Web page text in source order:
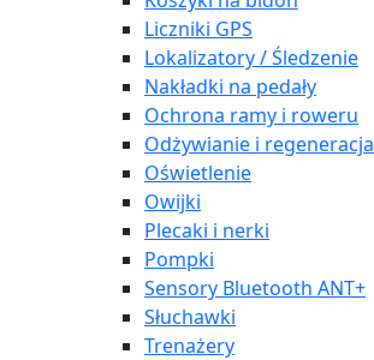
Liczniki GPS
Lokalizatory / Śledzenie
Nakładki na pedały
Ochrona ramy i roweru
Odżywianie i regeneracja
Oświetlenie
Owijki
Plecaki i nerki
Pompki
Sensory Bluetooth ANT+
Słuchawki
Trenażery